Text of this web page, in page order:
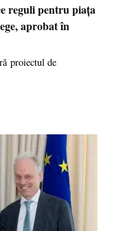
reguli pentru piața
aprobat în
proiectul de